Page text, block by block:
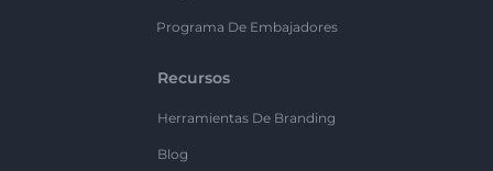
Programa De Embajadores
Recursos
Herramientas De Branding
Blog